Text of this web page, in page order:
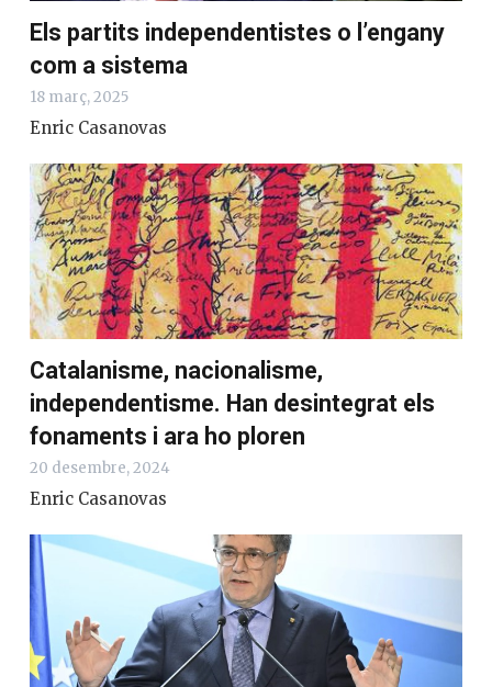
Els partits independentistes o l’engany
com a sistema
18 març, 2025
Enric Casanovas
Catalanisme, nacionalisme,
independentisme. Han desintegrat els
fonaments i ara ho ploren
20 desembre, 2024
Enric Casanovas